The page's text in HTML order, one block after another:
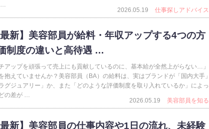
2026.05.19
仕事探しアドバイス
最新】美容部員が給料・年収アップする4つの方
制度の違いと高待遇 …
アップを頑張って売上にも貢献しているのに、基本給が全然上がらない…」
抱えていませんか？美容部員（BA）の給料は、実はブランドが「国内大手」
グジュアリー」か、また「どのような評価制度を取り入れているか」によっ
の差が …
2026.05.19
美容部員を知る
最新】美容部員の仕事内容や1日の流れ、未経験